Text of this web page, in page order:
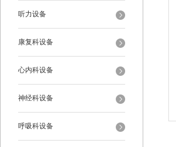
听力设备
康复科设备
心内科设备
神经科设备
呼吸科设备